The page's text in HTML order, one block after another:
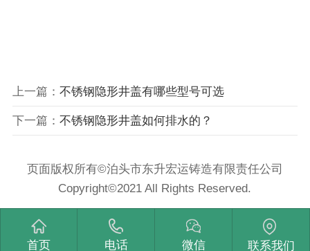
上一篇： 不锈钢隐形井盖有哪些型号可选
下一篇： 不锈钢隐形井盖如何排水的？
页面版权所有©泊头市东升宏运铸造有限责任公司
Copyright©2021 All Rights Reserved.
首页 电话 微信 联系我们